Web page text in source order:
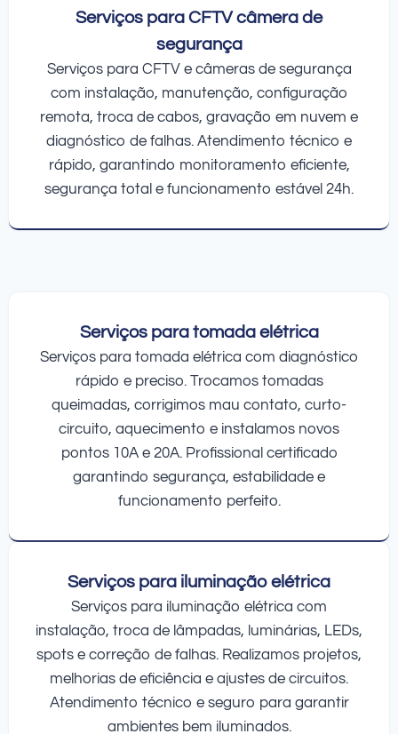
Serviços para CFTV câmera de
segurança
Serviços para CFTV e câmeras de segurança
com instalação, manutenção, configuração
remota, troca de cabos, gravação em nuvem e
diagnóstico de falhas. Atendimento técnico e
rápido, garantindo monitoramento eficiente,
segurança total e funcionamento estável 24h.
Serviços para tomada elétrica
Serviços para tomada elétrica com diagnóstico
rápido e preciso. Trocamos tomadas
queimadas, corrigimos mau contato, curto-
circuito, aquecimento e instalamos novos
pontos 10A e 20A. Profissional certificado
garantindo segurança, estabilidade e
funcionamento perfeito.
Serviços para iluminação elétrica
Serviços para iluminação elétrica com
instalação, troca de lâmpadas, luminárias, LEDs,
spots e correção de falhas. Realizamos projetos,
melhorias de eficiência e ajustes de circuitos.
Atendimento técnico e seguro para garantir
ambientes bem iluminados.